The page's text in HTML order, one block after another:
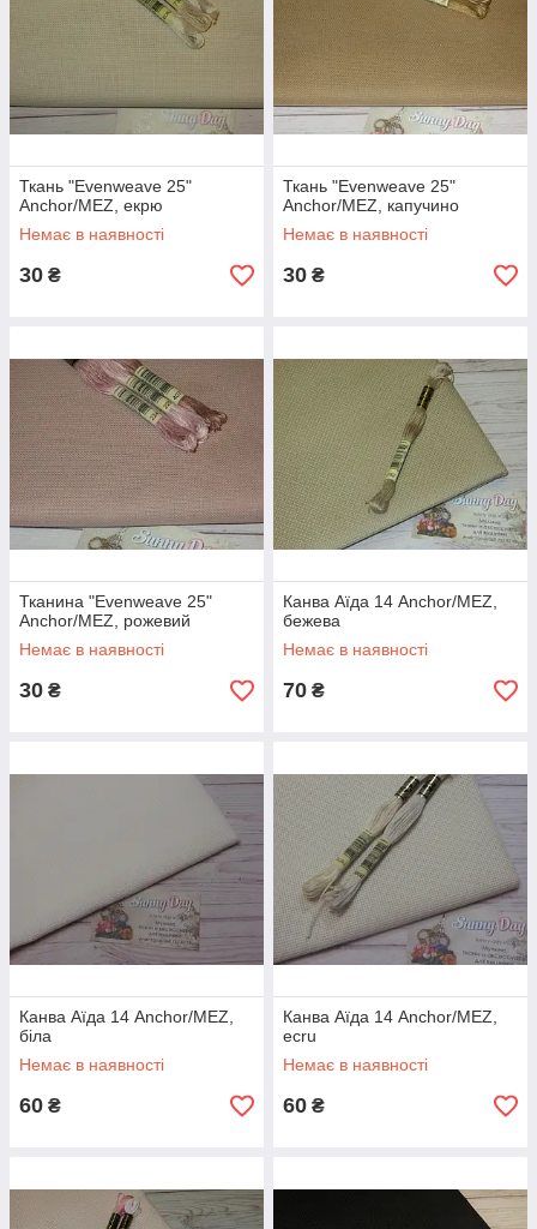
оціните:
Можливість вибирати з великого асортименту
товарів, який весь час поповнюється.
Зручний каталог – в ньому ви швидко знайдете ті
товари, які вам потрібні.
Доступні ціни. Ми завжди намагаємося створити для
своїх клієнтів найвигідніші пропозиції у плані
співвідношення ціни і якості.
Швидку доставку в усі регіони нашої країни Новою
поштою або Укрпоштою. При замовленні на суму від
1000 гривень доставка Укрпоштою безкоштовна.
Професійні консультації менеджера в телефонному
режимі. Вам складно підібрати канву або колір ниток?
Менеджери Sunny Day завжди готові допомогти вам з
вибором з оформленням замовлення.
Вам потрібнарівномірна тканина для вишивки
Anchor/MEZ? Тоді ласкаво просимо в наш інтернет-магазин
Sunny Day. Тут ви зможете швидко і вигідно замовити
потрібний вам матеріал для вишивки за розумною ціною.
Ткань "Evenweave 25"
Anchor/MEZ, екрю
Немає в наявності
30 ₴
Ткань "Evenweave 25"
Anchor/MEZ, капучино
Немає в наявності
30 ₴
Тканина "Evenweave 25"
Anchor/MEZ, рожевий
Немає в наявності
30 ₴
Канва Аїда 14 Anchor/MEZ,
бежева
Немає в наявності
70 ₴
Канва Аїда 14 Anchor/MEZ,
біла
Немає в наявності
60 ₴
Канва Аїда 14 Anchor/MEZ,
ecru
Немає в наявності
60 ₴